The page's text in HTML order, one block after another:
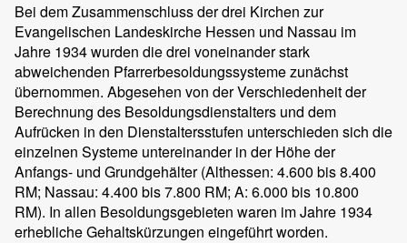
Bei dem Zusammenschluss der drei Kirchen zur
Evangelischen Landeskirche Hessen und Nassau im
Jahre 1934 wurden die drei voneinander stark
abweichenden Pfarrerbesoldungssysteme zunächst
übernommen. Abgesehen von der Verschiedenheit der
Berechnung des Besoldungsdienstalters und dem
Aufrücken in den Dienstaltersstufen unterschieden sich die
einzelnen Systeme untereinander in der Höhe der
Anfangs- und Grundgehälter (Althessen: 4.600 bis 8.400
RM; Nassau: 4.400 bis 7.800 RM; A: 6.000 bis 10.800
RM). In allen Besoldungsgebieten waren im Jahre 1934
erhebliche Gehaltskürzungen eingeführt worden.